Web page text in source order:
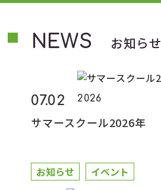
NEWS お知らせ
07.02 2026
サマースクール2026年
お知らせ イベント